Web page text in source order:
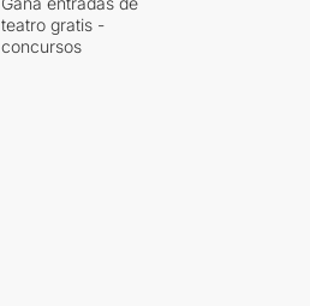
teatro gratis -
concursos